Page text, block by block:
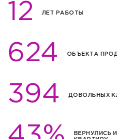
12 ЛЕТ РАБОТЫ
624 ОБЪЕКТА
394 ДОВОЛЬНЫХ
ВЕРНУЛИСЬ